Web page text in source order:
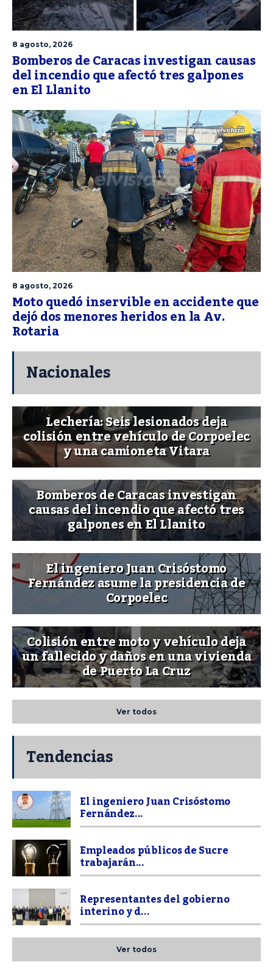
8 agosto, 2026
Bomberos de Caracas investigan causas
del incendio que afectó tres galpones
en El Llanito
8 agosto, 2026
Moto quedó inservible en accidente que
dejó dos menores heridos en la Av.
Rotaria
Nacionales
Lechería: Seis lesionados deja
colisión entre vehículo de Corpoelec
y una camioneta Vitara
Bomberos de Caracas investigan
causas del incendio que afectó tres
galpones en El Llanito
El ingeniero Juan Crisóstomo
Fernández asume la presidencia de
Corpoelec
Colisión entre moto y vehículo deja
un fallecido y daños en una vivienda
de Puerto La Cruz
Ver todos
Tendencias
El ingeniero Juan Crisóstomo
Fernández...
Empleados públicos de Sucre
trabajarán...
Representantes del gobierno
interino y d...
Ver todos